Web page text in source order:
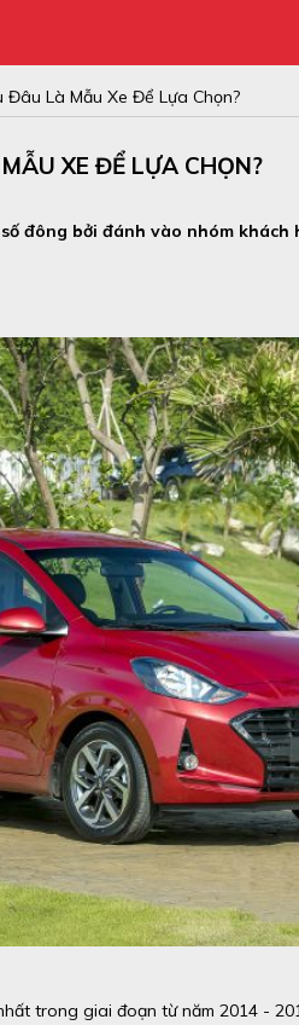
Là Mẫu Xe Để Lựa Chọn?
XE ĐỂ LỰA CHỌN?
đông bởi đánh vào nhóm khách
trong giai đoạn từ năm 2014 -